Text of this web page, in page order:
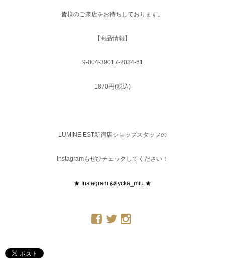
皆様のご来店をお待ちしております。
【商品情報】
9-004-39017-2034-61
1870円(税込)
LUMINE EST新宿店ショップスタッフの
Instagramもぜひチェックしてください！
★ Instagram @lycka_miu ★